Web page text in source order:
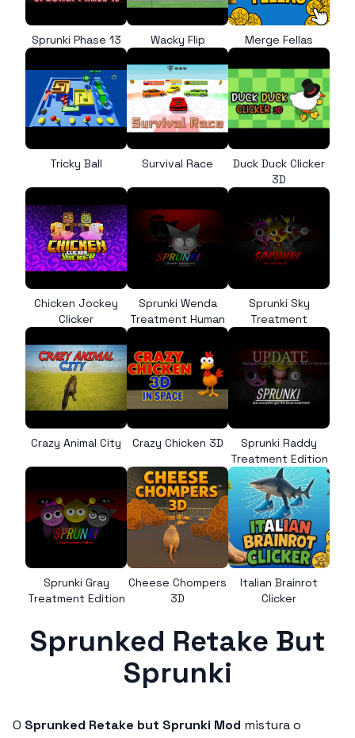
Sprunki Phase 13 Wacky Flip Merge Fellas
Tricky Ball Survival Race
Duck Duck Clicker
3D
Chicken Jockey
Clicker
Sprunki Wenda
Treatment Human
Sprunki Sky
Treatment
Crazy Animal City Crazy Chicken 3D
Sprunki Raddy
Treatment Edition
Sprunki Gray
Treatment Edition
Cheese Chompers
3D
Italian Brainrot
Clicker
Sprunked Retake But
Sprunki
O Sprunked Retake but Sprunki Mod mistura o